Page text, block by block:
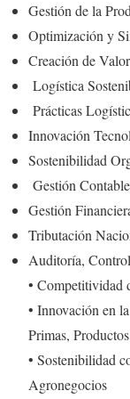
Gestión de la
Optimización y
Creación de
Logística
Prácticas
Innovación
Sostenibilidad
Gestión Contable
Gestión
Tributación
Auditoría,
• Competitividad
• Innovación en
Primas,
• Sostenibilidad
Agronegocios